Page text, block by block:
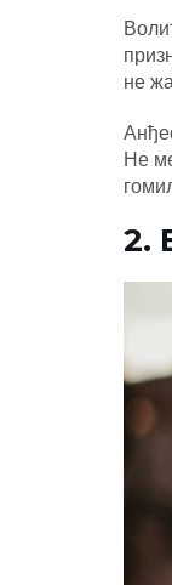
не
Не
2.